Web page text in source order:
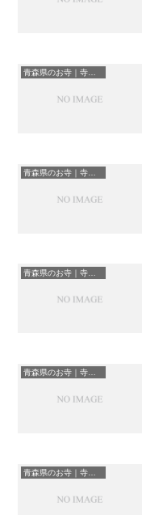
青森県のお寺｜寺院一覧
青森県のお寺｜寺院一覧
青森県のお寺｜寺院一覧
青森県のお寺｜寺院一覧
青森県のお寺｜寺院一覧